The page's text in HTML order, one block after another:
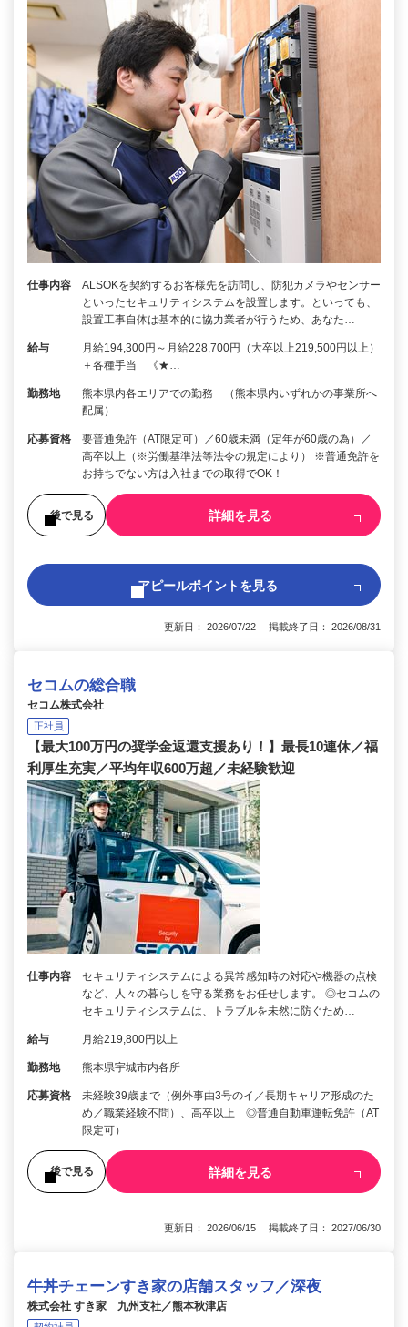
仕事内容
ALSOKを契約するお客様先を訪問し、防犯カメラやセンサー
といったセキュリティシステムを設置します。といっても、
設置工事自体は基本的に協力業者が行うため、あなた…
給与
月給194,300円～月給228,700円（大卒以上219,500円以上）
＋各種手当 《★…
勤務地
熊本県内各エリアでの勤務 （熊本県内いずれかの事業所へ
配属）
応募資格
要普通免許（AT限定可）／60歳未満（定年が60歳の為）／
高卒以上（※労働基準法等法令の規定により） ※普通免許を
お持ちでない方は入社までの取得でOK！
後で見る 詳細を見る
アピールポイントを見る
更新日： 2026/07/22 掲載終了日： 2026/08/31
セコムの総合職
セコム株式会社
正社員
【最大100万円の奨学金返還支援あり！】最長10連休／福
利厚生充実／平均年収600万超／未経験歓迎
仕事内容
セキュリティシステムによる異常感知時の対応や機器の点検
など、人々の暮らしを守る業務をお任せします。 ◎セコムの
セキュリティシステムは、トラブルを未然に防ぐため…
給与 月給219,800円以上
勤務地 熊本県宇城市内各所
応募資格
未経験39歳まで（例外事由3号のイ／長期キャリア形成のた
め／職業経験不問）、高卒以上 ◎普通自動車運転免許（AT
限定可）
後で見る 詳細を見る
更新日： 2026/06/15 掲載終了日： 2027/06/30
牛丼チェーンすき家の店舗スタッフ／深夜
株式会社 すき家 九州支社／熊本秋津店